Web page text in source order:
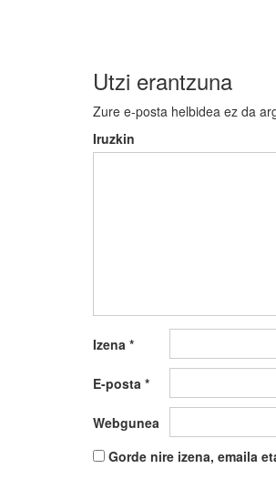
Utzi erantzuna
Zure e-posta helbidea ez da
Iruzkin
Izena *
E-posta *
Webgunea
Gorde nire izena, emaila